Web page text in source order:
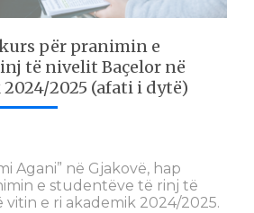
për pranimin e
të nivelit Baçelor në
2025 (afati i dytë)
Agani” në Gjakovë, hap
e studentëve të rinj të
vitin e ri akademik 2024/2025.